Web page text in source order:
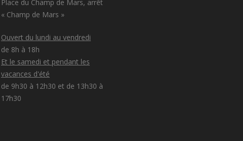
Place du Champ de Mars, arrêt
« Champ de Mars »
Ouvert du lundi au vendredi
de 8h à 18h
Et le samedi et pendant les
vacances d'été
de 9h30 à 12h30 et de 13h30 à
17h30